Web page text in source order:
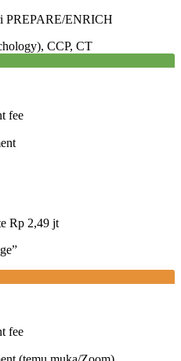
PREPARE/ENRICH
CCP, CT
fee
Rp 2,49 jt
fee